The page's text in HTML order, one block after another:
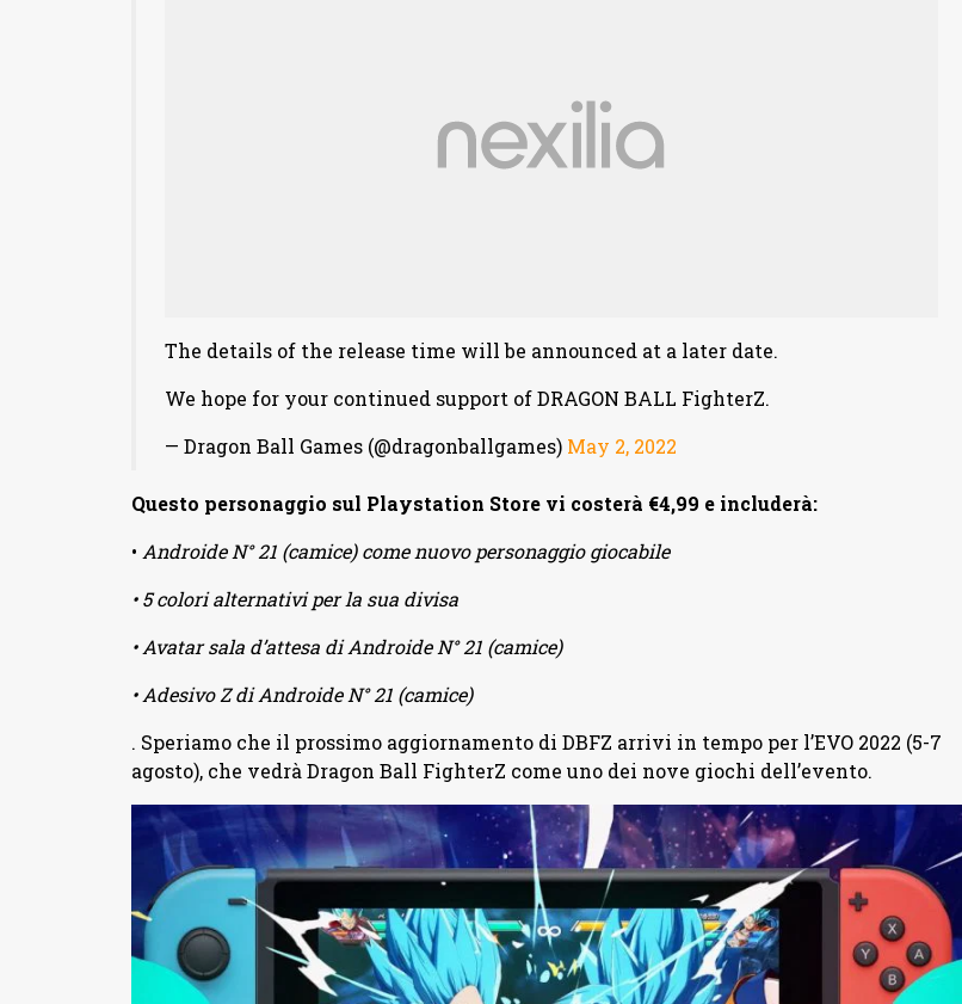
The details of the release time will be announced at a later date.
We hope for your continued support of DRAGON BALL FighterZ.
— Dragon Ball Games (@dragonballgames) May 2, 2022
Questo personaggio sul Playstation Store vi costerà €4,99 e includerà:
• Androide N° 21 (camice) come nuovo personaggio giocabile
• 5 colori alternativi per la sua divisa
• Avatar sala d’attesa di Androide N° 21 (camice)
• Adesivo Z di Androide N° 21 (camice)
. Speriamo che il prossimo aggiornamento di DBFZ arrivi in tempo per l’EVO 2022 (5-7
agosto), che vedrà Dragon Ball FighterZ come uno dei nove giochi dell’evento.